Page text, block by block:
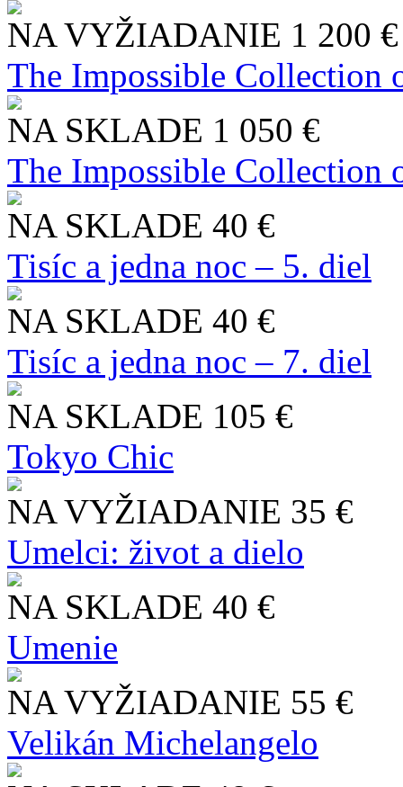
NA VYŽIADANIE 1 200 €
The Impossible Collection
NA SKLADE 1 050 €
The Impossible Collection
NA SKLADE 40 €
Tisíc a jedna noc – 5. diel
NA SKLADE 40 €
Tisíc a jedna noc – 7. diel
NA SKLADE 105 €
Tokyo Chic
NA VYŽIADANIE 35 €
Umelci: život a dielo
NA SKLADE 40 €
Umenie
NA VYŽIADANIE 55 €
Velikán Michelangelo